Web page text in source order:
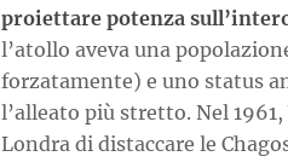
proiettare potenza
l’atollo aveva una
forzatamente) e uno status
l’alleato più stretto. Nel
Londra di distaccare le